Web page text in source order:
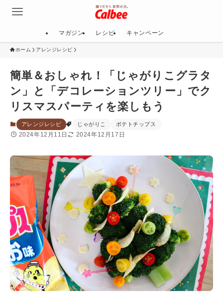
マガジン レシピ キャンペーン
ホーム アレンジレシピ
簡単＆おしゃれ！「じゃがりこグラタ
ン」と「デコレーションツリー」でク
リスマスパーティを楽しもう
アレンジレシピ じゃがりこ ポテトチップス
2024年12月11日 2024年12月17日